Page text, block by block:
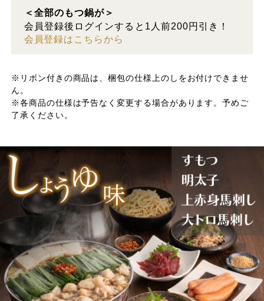
＜全部のもつ鍋が＞
会員登録後ログインすると1人前200円引き！
会員登録はこちらから
※リボン付きの商品は、梱包の仕様上のしをお付けできませ
ん。
※各商品の仕様は予告なく変更する場合があります。予めご
了承ください。